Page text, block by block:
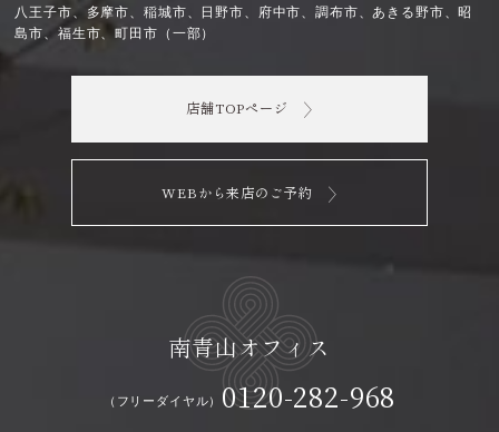
八王子市、多摩市、稲城市、日野市、府中市、調布市、あきる野市、昭
島市、福生市、町田市（一部）
店舗TOPページ
WEBから来店のご予約
南青山オフィス
（フリーダイヤル） 0120-282-968